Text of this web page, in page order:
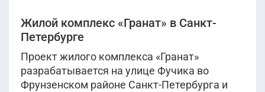
Жилой комплекс «Гранат» в Санкт-
Петербурге
Проект жилого комплекса «Гранат»
разрабатывается на улице Фучика во
Фрунзенском районе Санкт-Петербурга и